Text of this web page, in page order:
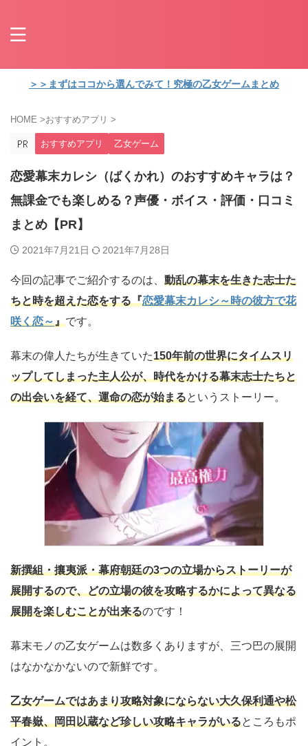
＞＞まずはココから選んでみて！究極の乙女ゲームまとめ
HOME >おすすめアプリ >
おすすめアプリ 乙女ゲーム
恋愛幕末カレシ（ばくかれ）のおすすめキャラは？
無課金でも楽しめる？声優・ボイス・評価・口コミ
まとめ【PR】
2021年7月21日 2021年7月28日
今回の記事でご紹介するのは、 動乱の幕末を生きた志士た
ちと時を超えた恋をする『恋愛幕末カレシ～時の彼方で花
咲く恋～』です。
幕末の偉人たちが生きていた150年前の世界にタイムスリ
ップしてしまった主人公が、時代をかける幕末志士たちと
の出会いを経て、運命の恋が始まるというストーリー。
新撰組・攘夷派・幕府朝廷の3つの立場からストーリーが
展開するので、どの立場の彼を攻略するかによって異なる
展開を楽しむことが出来るのです！
幕末モノの乙女ゲームは数多くありますが、三つ巴の展開
はなかなかないので新鮮です。
乙女ゲームではあまり攻略対象にならない大久保利通や松
平春嶽、岡田以蔵など珍しい攻略キャラがいるところもポ
イント。